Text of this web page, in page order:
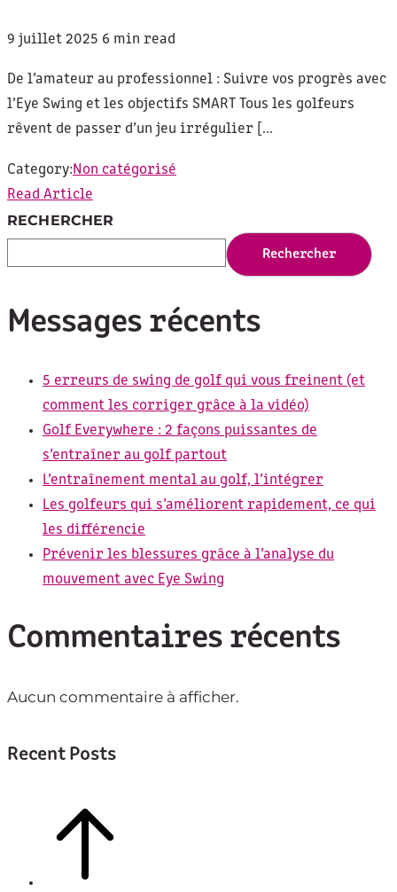
9 juillet 2025 6 min read
De l’amateur au professionnel : Suivre vos progrès avec
l’Eye Swing et les objectifs SMART Tous les golfeurs
rêvent de passer d’un jeu irrégulier [...
Category:Non catégorisé
Read Article
RECHERCHER
Rechercher
Messages récents
5 erreurs de swing de golf qui vous freinent (et
comment les corriger grâce à la vidéo)
Golf Everywhere : 2 façons puissantes de
s’entraîner au golf partout
L’entraînement mental au golf, l’intégrer
Les golfeurs qui s’améliorent rapidement, ce qui
les différencie
Prévenir les blessures grâce à l’analyse du
mouvement avec Eye Swing
Commentaires récents
Aucun commentaire à afficher.
Recent Posts